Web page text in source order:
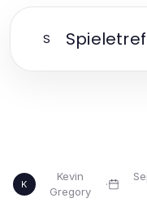
S
K
Kevin
Gregory
·